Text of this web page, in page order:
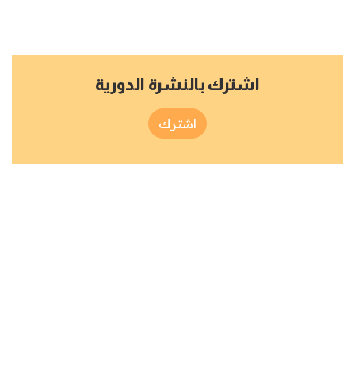
اشترك بالنشرة الدورية
اشترك